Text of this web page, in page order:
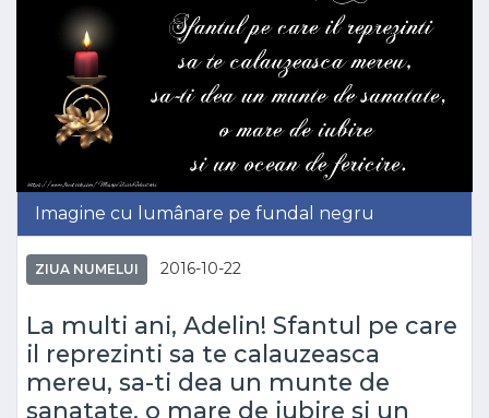
Imagine cu lumânare pe fundal negru
ZIUA NUMELUI 2016-10-22
La multi ani, Adelin! Sfantul pe care
il reprezinti sa te calauzeasca
mereu, sa-ti dea un munte de
sanatate, o mare de iubire si un